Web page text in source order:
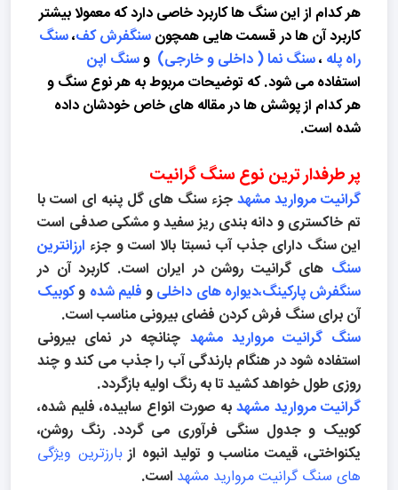
هر کدام از این سنگ ها کاربرد خاصی دارد که معمولا بیشتر
کاربرد آن ها در قسمت هایی همچونسنگفرش کف،سنگ
راه پله ،سنگ نما ( داخلی و خارجی) وسنگ اپن
استفاده می شود. که توضیحات مربوط به هر نوع سنگ و
هر کدام از پوشش ها در مقاله های خاص خودشان داده
شده است.
پر طرفدار ترین نوع سنگ گرانیت
گرانیت مروارید مشهدجزء سنگ های گل پنبه ای است با
تم خاکستری و دانه بندی ریز سفید و مشکی صدفی است
این سنگ دارای جذب آب نسبتا بالا است و جزء ارزانترین
سنگ های گرانیت روشن در ایران است. کاربرد آن در
سنگفرش پارکینگ،دیواره های داخلیوفلیم شده وکوبیک
آن برای سنگ فرش کردن فضای بیرونی مناسب است.
سنگ گرانیت مروارید مشهد چنانچه در نمای بیرونی
استفاده شود در هنگام بارندگی آب را جذب می کند و چند
روزی طول خواهد کشید تا به رنگ اولیه بازگردد.
گرانیت مروارید مشهدبه صورت انواع سابیده، فلیم شده،
کوبیک و جدول سنگی فرآوری می گردد. رنگ روشن،
یکنواختی، قیمت مناسب و تولید انبوه ازبارزترین ویژگی
های سنگ گرانیت مروارید مشهد است.